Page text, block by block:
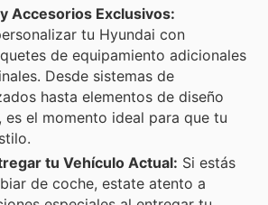
Accesorios Exclusivos:
tu Hyundai con
de equipamiento adicionales
Desde sistemas de
hasta elementos de diseño
el momento ideal para que tu
tu Vehículo Actual: Si estás
de coche, estate atento a